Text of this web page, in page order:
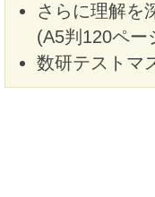
さらに理解を
(A5判120ペー
数研テストマ